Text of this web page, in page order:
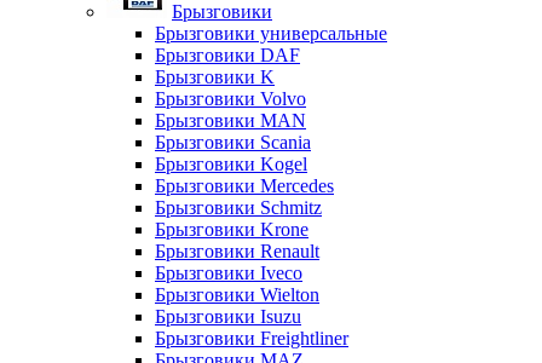
Брызговики
Брызговики универсальные
Брызговики DAF
Брызговики K
Брызговики Volvo
Брызговики MAN
Брызговики Scania
Брызговики Kogel
Брызговики Mercedes
Брызговики Schmitz
Брызговики Krone
Брызговики Renault
Брызговики Iveco
Брызговики Wielton
Брызговики Isuzu
Брызговики Freightliner